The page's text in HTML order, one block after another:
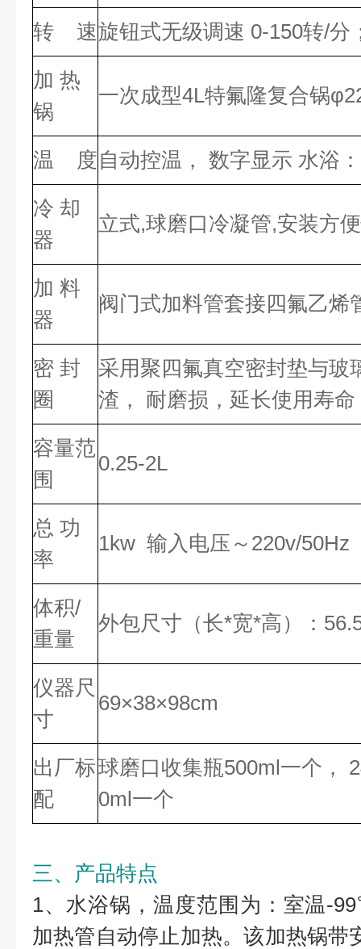
转 速旋钮式无级调速 0-150转/分
加 热
锅
一次成型4L特氟隆复合锅
温 度自动控温， 数字显示 水浴
冷 却
器
立式,球磨口冷凝管,安装方
加 料
器
阀门式加料管套接四氟乙烯
密 封
圈
采用聚四氟真空密封垫与玻
渣，
耐磨损，延长使用寿命
容量范
围
0.25-2L
总 功
率
1kw 输入电压～220v/50Hz
体积/
重量
外包尺寸（长*宽*高）：
仪器尺
寸
69×38×98cm
出厂标
配
球磨口收集瓶500ml一个，
0ml一个
三、产品特点
1、水浴锅，温度范围为：室温-
加热管自动停止加热。该加热锅带